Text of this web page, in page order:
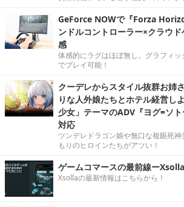
GeForce NOWで『Forza
ンドルコントローラー×クラウ
感
体感的にラグはほぼ無し。グラフィ
でプレイ可能！
クーデレからスタイル抜群お姉
りな人外娘たちとホテル経営し
少女」テーマのADV『ヨグ=ソ
対応
ツンデレドラゴン娘や無口な複眼死
もりのヒロインたちがアツい！
ゲームコマースの最前線ー
Xsollaの最新情報はこちらから！